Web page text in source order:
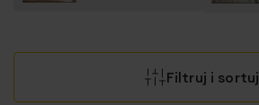
Filtruj i sortuj